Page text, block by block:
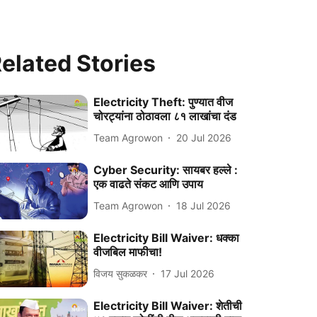
Stories
Electricity Theft: पुण्यात वीज
चोरट्यांना ठोठावला ८१ लाखांचा दंड
Team Agrowon 20 Jul 2026
Cyber Security: सायबर हल्ले :
एक वाढते संकट आणि उपाय
Team Agrowon 18 Jul 2026
Electricity Bill Waiver: धक्का
वीजबिल माफीचा!
विजय सुकळकर 17 Jul 2026
Electricity Bill Waiver: शेतीची